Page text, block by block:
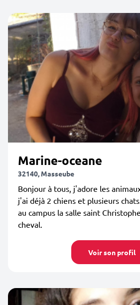
Marine-oceane
32140, Masseube
Bonjour à tous, j'adore les
j'ai déjà 2 chiens et plusieurs
au campus la salle saint
cheval.
Voir son profil